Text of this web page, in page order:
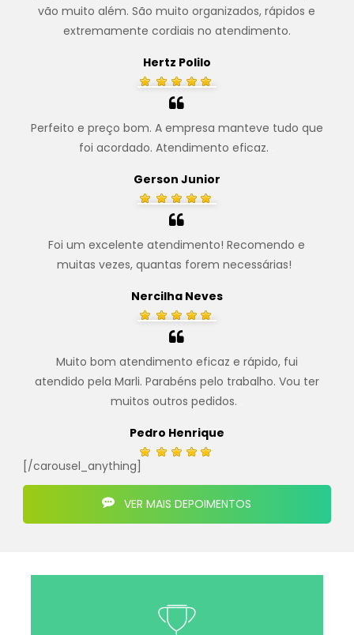
vão muito além. São muito organizados, rápidos e
extremamente cordiais no atendimento.
Hertz Polilo
Perfeito e preço bom. A empresa manteve tudo que
foi acordado. Atendimento eficaz.
Gerson Junior
Foi um excelente atendimento! Recomendo e
muitas vezes, quantas forem necessárias!
Nercilha Neves
Muito bom atendimento eficaz e rápido, fui
atendido pela Marli. Parabéns pelo trabalho. Vou ter
muitos outros pedidos.
Pedro Henrique
[/carousel_anything]
VER MAIS DEPOIMENTOS